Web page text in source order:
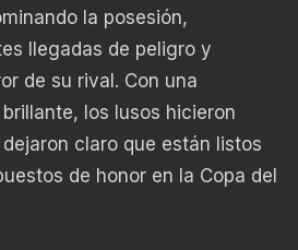
la posesión,
llegadas de peligro y
de su rival. Con una
los lusos hicieron
claro que están listos
de honor en la Copa del